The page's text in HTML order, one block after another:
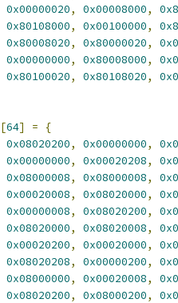
0x00000020, 0x00008000,
0x80108000, 0x00100000,
0x80008020, 0x80000020,
0x00000000, 0x80008000,
0x80100020, 0x80108020,
[64] =
{
0x08020200, 0x00000000,
0x00000000, 0x00020208,
0x08000008, 0x08000008,
0x00020008, 0x08020000,
0x00000008, 0x08020200,
0x08020000, 0x08020008,
0x00020200, 0x00020000,
0x08020208, 0x00000200,
0x08000000, 0x00020008,
0x08020200, 0x08000200,